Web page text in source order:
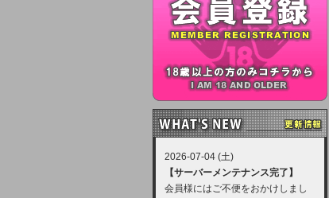
2026-07-04 (土)
【サーバーメンテナンス完了】
会員様にはご不便をおかけしまし